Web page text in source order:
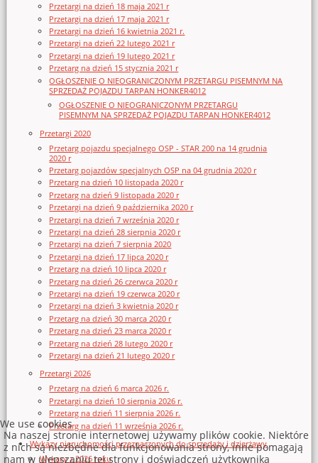
Przetargi na dzień 18 maja 2021 r
Przetargi na dzień 17 maja 2021 r
Przetargi na dzień 16 kwietnia 2021 r.
Przetargi na dzień 22 lutego 2021 r
Przetargi na dzień 19 lutego 2021 r
Przetarg na dzień 15 stycznia 2021 r
OGŁOSZENIE O NIEOGRANICZONYM PRZETARGU PISEMNYM NA
SPRZEDAŻ POJAZDU TARPAN HONKER4012
OGŁOSZENIE O NIEOGRANICZONYM PRZETARGU
PISEMNYM NA SPRZEDAŻ POJAZDU TARPAN HONKER4012
Przetargi 2020
Przetarg pojazdu specjalnego OSP - STAR 200 na 14 grudnia
2020 r
Przetarg pojazdów specjalnych OSP na 04 grudnia 2020 r
Przetarg na dzień 10 listopada 2020 r
Przetarg na dzień 9 listopada 2020 r
Przetargi na dzień 9 października 2020 r
Przetargi na dzień 7 września 2020 r
Przetargi na dzień 28 sierpnia 2020 r
Przetargi na dzień 7 sierpnia 2020
Przetargi na dzień 17 lipca 2020 r
Przetarg na dzień 10 lipca 2020 r
Przetarg na dzień 26 czerwca 2020 r
Przetargi na dzień 19 czerwca 2020 r
Przetargi na dzień 3 kwietnia 2020 r
Przetarg na dzień 30 marca 2020 r
Przetarg na dzień 23 marca 2020 r
Przetarg na dzień 28 lutego 2020 r
Przetargi na dzień 21 lutego 2020 r
Przetargi 2026
Przetarg na dzień 6 marca 2026 r.
Przetargi na dzień 10 sierpnia 2026 r.
Przetarg na dzień 11 sierpnia 2026 r.
Przetarg na dzień 11 września 2026 r.
Wykazy nieruchomości przeznaczonych do sprzedaży i dzierżawy
Wykazy z 2026 roku
We use cookies
Na naszej stronie internetowej używamy plików cookie. Niektóre
z nich są niezbędne dla funkcjonowania strony, inne pomagają
nam w ulepszaniu tej strony i doświadczeń użytkownika